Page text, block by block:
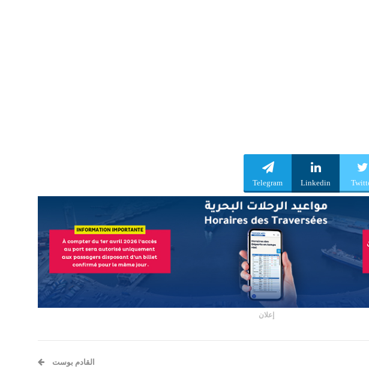
Linkedin
Telegram
إعلان
القادم بوست